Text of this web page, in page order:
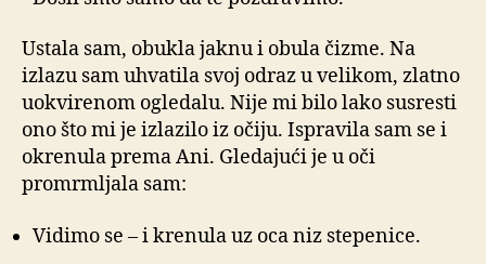
Ustala sam, obukla jaknu i obula čizme. Na
izlazu sam uhvatila svoj odraz u velikom, zlatno
uokvirenom ogledalu. Nije mi bilo lako susresti
ono što mi je izlazilo iz očiju. Ispravila sam se i
okrenula prema Ani. Gledajući je u oči
promrmljala sam:
Vidimo se – i krenula uz oca niz stepenice.